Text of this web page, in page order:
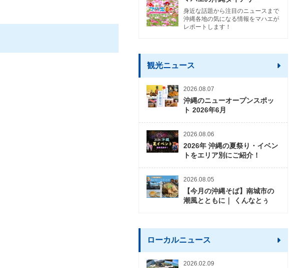
身近な話題から注目のニュースまで
沖縄各地の気になる情報をマハエが
レポートします！
観光ニュース
2026.08.07
沖縄のニューオープンスポッ
ト 2026年6月
2026.08.06
2026年 沖縄の夏祭り・イベン
トをエリア別にご紹介！
2026.08.05
【今月の沖縄そば】南城市の
潮風とともに｜ くんなとぅ
ローカルニュース
2026.02.09